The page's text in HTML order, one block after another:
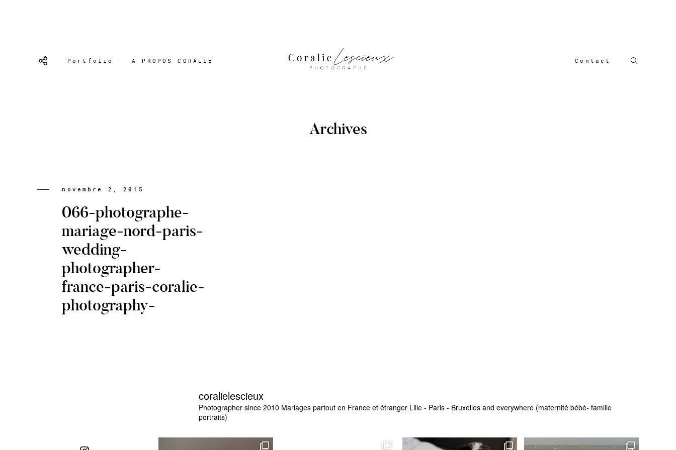
Portfolio A PROPOS CORALIE Contact
Archives
novembre 2, 2015
066-photographe-
mariage-nord-paris-
wedding-
photographer-
france-paris-coralie-
photography-
coralielescieux
Photographer since 2010 Mariages partout en France et étranger Lille - Paris - Bruxelles and everywhere (maternité bébé- famille
portraits)